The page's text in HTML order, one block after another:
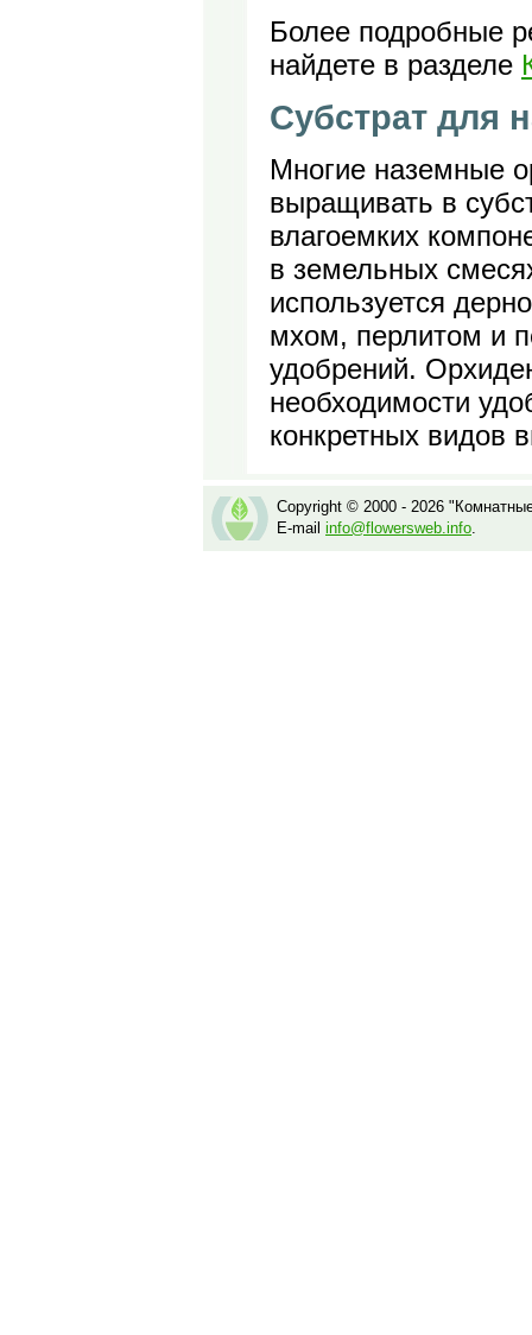
Более подробные
найдете в разделе
Субстрат для
Многие наземные
выращивать в
влагоемких
в земельных
используется
мхом, перлитом и
удобрений.
необходимости
конкретных видов
Copyright © 2000 - 2026
E-mail info@flowersweb.info.